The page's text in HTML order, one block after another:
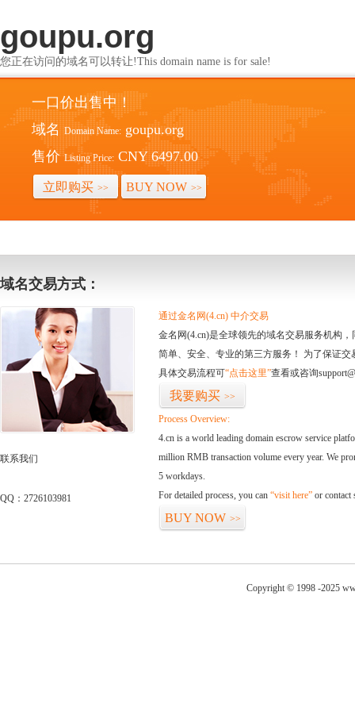
goupu.org
您正在访问的域名可以转让!This domain name is for sale!
一口价出售中！
域名 Domain Name: goupu.org
售价 Listing Price: CNY 6497.00
立即购买 >> BUY NOW >>
域名交易方式：
联系我们
QQ：2726103981
通过金名网(4.cn) 中介交易
金名网(4.cn)是全球领先的域名交易服务机构
简单、安全、专业的第三方服务！ 为了保证
具体交易流程可“点击这里”查看或咨询
我要购买 >>
Process Overview:
4.cn is a world leading domain escrow service
million RMB transaction volume every year. We
5 workdays.
For detailed process, you can “visit here” or contact
BUY NOW >>
Copyright © 1998 -2025